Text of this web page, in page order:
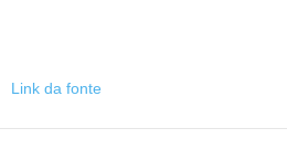
Link da fonte